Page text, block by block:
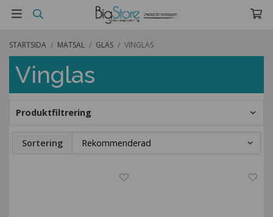
STARTSIDA / MATSAL / GLAS / VINGLAS
Vinglas
Produktfiltrering
Sortering